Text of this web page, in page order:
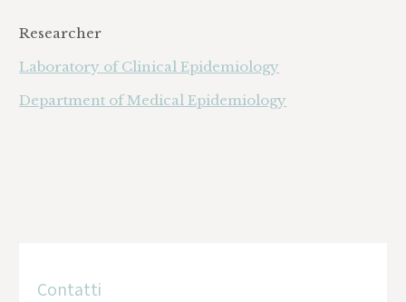
Researcher
Laboratory of Clinical Epidemiology
Department of Medical Epidemiology
Contatti